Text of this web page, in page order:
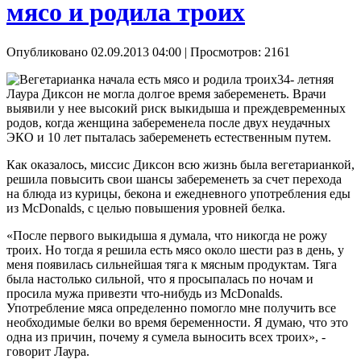
мясо и родила троих
Опубликовано 02.09.2013 04:00 | Просмотров: 2161
34- летняя
Лаура Диксон не могла долгое время забеременеть. Врачи
выявили у нее высокий риск выкидыша и преждевременных
родов, когда женщина забеременела после двух неудачных
ЭКО и 10 лет пыталась забеременеть естественным путем.
Как оказалось, миссис Диксон всю жизнь была вегетарианкой,
решила повысить свои шансы забеременеть за счет перехода
на блюда из курицы, бекона и ежедневного употребления еды
из McDonalds, с целью повышения уровней белка.
«После первого выкидыша я думала, что никогда не рожу
троих. Но тогда я решила есть мясо около шести раз в день, у
меня появилась сильнейшая тяга к мясным продуктам. Тяга
была настолько сильной, что я просыпалась по ночам и
просила мужа привезти что-нибудь из McDonalds.
Употребление мяса определенно помогло мне получить все
необходимые белки во время беременности. Я думаю, что это
одна из причин, почему я сумела выносить всех троих», -
говорит Лаура.